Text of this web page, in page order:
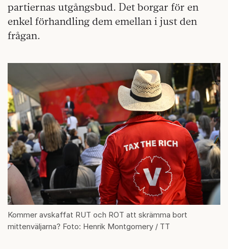
partiernas utgångsbud. Det borgar för en
enkel förhandling dem emellan i just den
frågan.
Kommer avskaffat RUT och ROT att skrämma bort
mittenväljarna? Foto: Henrik Montgomery / TT